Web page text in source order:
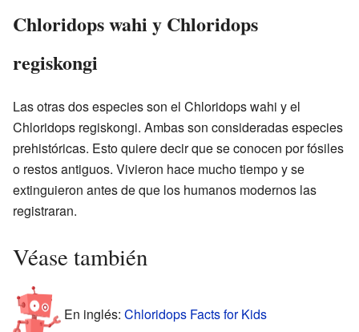
Chloridops wahi y Chloridops
regiskongi
Las otras dos especies son el Chloridops wahi y el
Chloridops regiskongi. Ambas son consideradas especies
prehistóricas. Esto quiere decir que se conocen por fósiles
o restos antiguos. Vivieron hace mucho tiempo y se
extinguieron antes de que los humanos modernos las
registraran.
Véase también
En inglés: Chloridops Facts for Kids